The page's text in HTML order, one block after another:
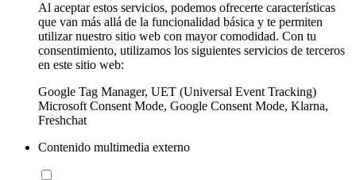
Al aceptar estos servicios, podemos ofrecerte características
que van más allá de la funcionalidad básica y te permiten
utilizar nuestro sitio web con mayor comodidad. Con tu
consentimiento, utilizamos los siguientes servicios de terceros
en este sitio web:
Google Tag Manager, UET (Universal Event Tracking)
Microsoft Consent Mode, Google Consent Mode, Klarna,
Freshchat
Contenido multimedia externo